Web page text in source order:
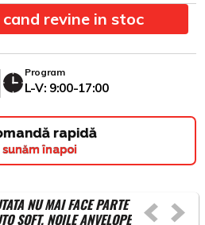
revine in stoc
Program
L-V: 9:00-17:00
rapidă
sunăm înapoi
NU MAI FACE PARTE
SOFT. NOILE ANVELOPE